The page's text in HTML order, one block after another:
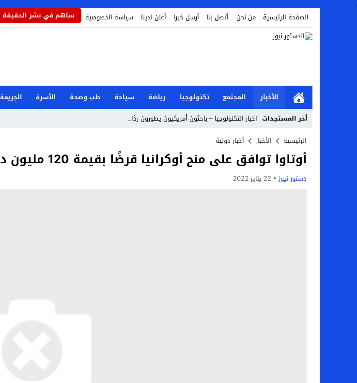
.
الصفحة الرئيسية
من نحن أتصل بنا أرسل خبرا أعلن لدينا سياسة الخصوصية ساهم في نشر الحقيقة
الأخبار المجتمع تكنولوجيا رياضة سياحة طب وصحة الأسرة الجريمة
أخر المستجدات اخبار التكنولوجيا – باحثون أمريكيون يطورون رذاذاً يح_
Stop
Previous
Next
الرئيسية الأخبار أخبار دولية
أوتاوا توافق على منح أوكرانيا قرضًا بقيمة 120 مليون دولار كندي
دستور نيوز 22 يناير 2022